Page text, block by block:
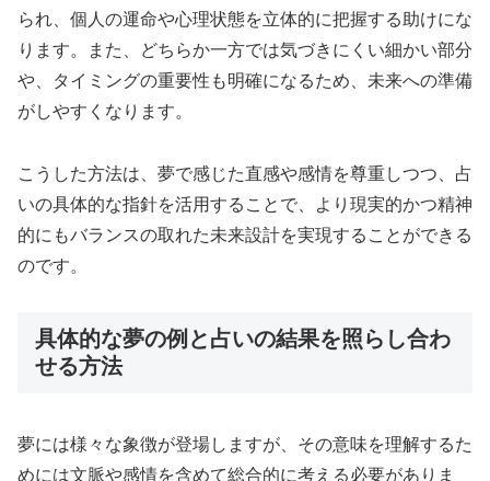
られ、個人の運命や心理状態を立体的に把握する助けにな
ります。また、どちらか一方では気づきにくい細かい部分
や、タイミングの重要性も明確になるため、未来への準備
がしやすくなります。
こうした方法は、夢で感じた直感や感情を尊重しつつ、占
いの具体的な指針を活用することで、より現実的かつ精神
的にもバランスの取れた未来設計を実現することができる
のです。
具体的な夢の例と占いの結果を照らし合わ
せる方法
夢には様々な象徴が登場しますが、その意味を理解するた
めには文脈や感情を含めて総合的に考える必要がありま